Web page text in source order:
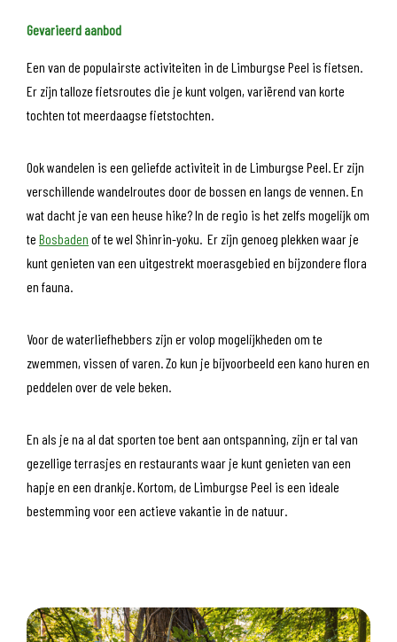
Gevarieerd aanbod
Een van de populairste activiteiten in de Limburgse Peel is fietsen.
Er zijn talloze fietsroutes die je kunt volgen, variërend van korte
tochten tot meerdaagse fietstochten.
Ook wandelen is een geliefde activiteit in de Limburgse Peel. Er zijn
verschillende wandelroutes door de bossen en langs de vennen. En
wat dacht je van een heuse hike? In de regio is het zelfs mogelijk om
te Bosbaden of te wel Shinrin-yoku. Er zijn genoeg plekken waar je
kunt genieten van een uitgestrekt moerasgebied en bijzondere flora
en fauna.
Voor de waterliefhebbers zijn er volop mogelijkheden om te
zwemmen, vissen of varen. Zo kun je bijvoorbeeld een kano huren en
peddelen over de vele beken.
En als je na al dat sporten toe bent aan ontspanning, zijn er tal van
gezellige terrasjes en restaurants waar je kunt genieten van een
hapje en een drankje. Kortom, de Limburgse Peel is een ideale
bestemming voor een actieve vakantie in de natuur.